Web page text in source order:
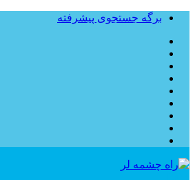
برگه جستجوی پیشرفته